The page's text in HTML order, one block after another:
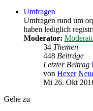
Umfragen
Umfragen rund um
haben lediglich
Moderator:
34 Themen
448 Beiträge
Letzter Beitrag
von Hexer
Mi 26. Okt
Gehe zu